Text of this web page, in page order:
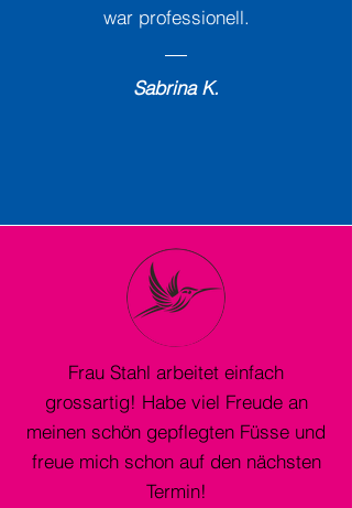
war professionell.
Sabrina K.
Frau Stahl arbeitet einfach
grossartig! Habe viel Freude an
meinen schön gepflegten Füsse und
freue mich schon auf den nächsten
Termin!